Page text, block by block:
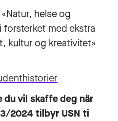
helse og
forsterket med ekstra
kultur og kreativitet»
du vil skaffe deg når
2024 tilbyr USN ti